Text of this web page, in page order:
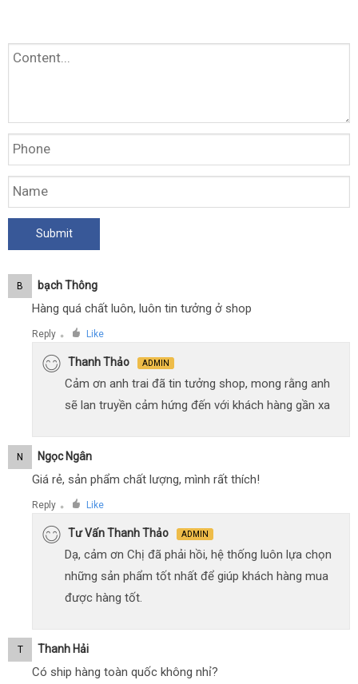
B Bạch Thông
Hàng quá chất luôn, luôn tin tưởng ở shop
Reply ● Like
Thanh Thảo ADMIN
Cảm ơn anh trai đã tin tưởng shop, mong rằng anh
sẽ lan truyền cảm hứng đến với khách hàng gần xa
N Ngọc Ngân
Giá rẻ, sản phẩm chất lượng, mình rất thích!
Reply ● Like
Tư Vấn Thanh Thảo ADMIN
Dạ, cảm ơn Chị đã phải hồi, hệ thống luôn lựa chọn
những sản phẩm tốt nhất để giúp khách hàng mua
được hàng tốt.
T Thanh Hải
Có ship hàng toàn quốc không nhỉ?